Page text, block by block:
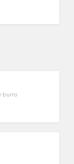
burro